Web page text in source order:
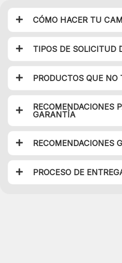
CÓMO HACER TU
TIPOS DE SOLICITUD
PRODUCTOS QUE
RECOMENDACIONES
GARANTÍA
RECOMENDACIONES
PROCESO DE